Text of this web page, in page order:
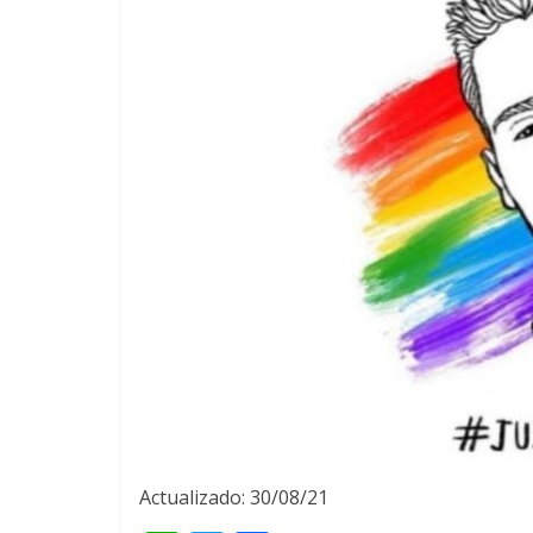
Actualizado: 30/08/21